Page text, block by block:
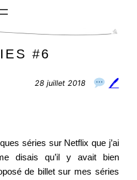
#6
28 juillet 2018 🖊
séries sur Netflix que j’ai
disais qu’il y avait bien
de billet sur mes séries